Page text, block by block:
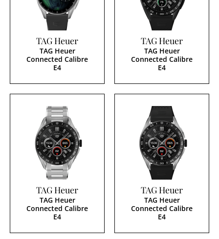
TAG Heuer
TAG Heuer
Connected Calibre
E4
TAG Heuer
TAG Heuer
Connected Calibre
E4
TAG Heuer
TAG Heuer
Connected Calibre
E4
TAG Heuer
TAG Heuer
Connected Calibre
E4